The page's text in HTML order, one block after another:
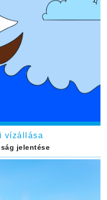
vízállása
jelentése